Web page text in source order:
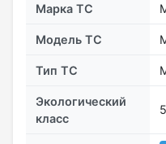
Марка ТС
Модель ТС
Тип ТС
Экологический
класс
5